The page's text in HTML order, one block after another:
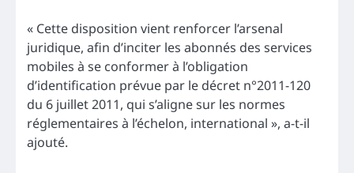
« Cette disposition vient renforcer l’arsenal
juridique, afin d’inciter les abonnés des services
mobiles à se conformer à l’obligation
d’identification prévue par le décret n°2011-120
du 6 juillet 2011, qui s’aligne sur les normes
réglementaires à l’échelon, international », a-t-il
ajouté.